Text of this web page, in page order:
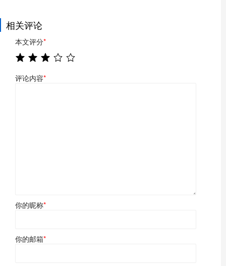
相关评论
本文评分*
评论内容*
你的昵称*
你的邮箱*